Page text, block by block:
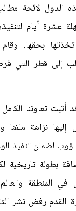
عشرة أيام
بحقها.
إلى قطر التي
أثبت تعاوننا
إليها نزاهة ملفنا
لضمان تنفيذ
بطولة تاريخية
في المنطقة
القدم رفض نشر